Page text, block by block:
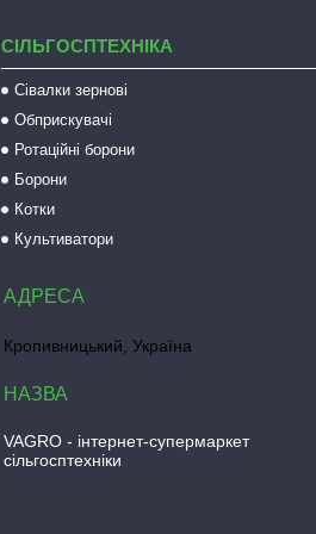
СІЛЬГОСПТЕХНІКА
Сівалки зернові
Обприскувачі
Ротаційні борони
Борони
Котки
Культиватори
Кропивницький, Україна
VAGRO - інтернет-супермаркет
сільгосптехніки